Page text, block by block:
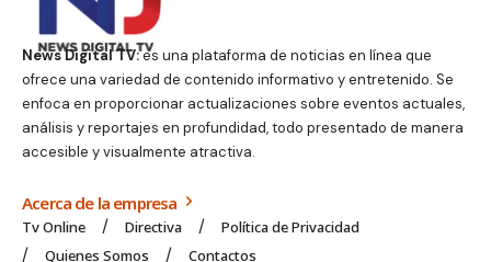
News Digital TV:es una plataforma de noticias en línea que
ofrece una variedad de contenido informativo y entretenido. Se
enfoca en proporcionar actualizaciones sobre eventos actuales,
análisis y reportajes en profundidad, todo presentado de manera
accesible y visualmente atractiva.
Acerca de la empresa
Tv Online Directiva
Política de Privacidad
Quienes Somos
Contactos